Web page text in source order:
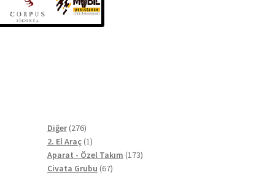
Diğer 276276
ürün
2. El Araç 11
ürün
Aparat - Özel Takım 173173
Civata Grubu 6767